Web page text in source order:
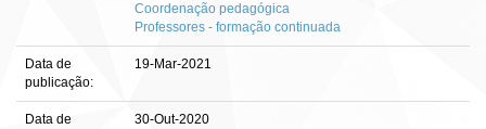
Coordenação pedagógica
Professores - formação continuada
Data de
publicação:
19-Mar-2021
Data de
30-Out-2020